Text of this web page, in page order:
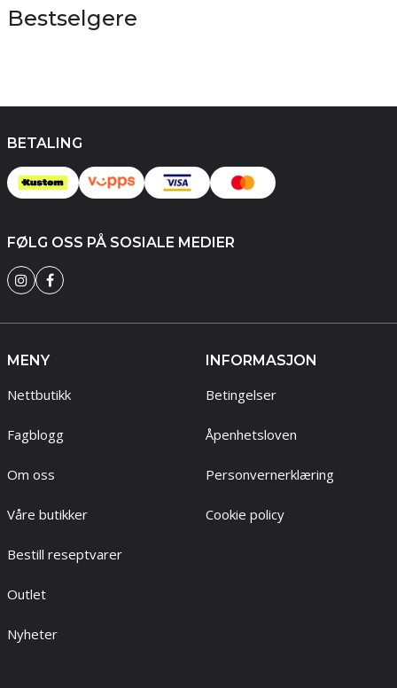
Bestselgere
BETALING
FØLG OSS PÅ SOSIALE MEDIER
MENY
Nettbutikk
Fagblogg
Om oss
Våre butikker
Bestill reseptvarer
Outlet
Nyheter
INFORMASJON
Betingelser
Åpenhetsloven
Personvernerklæring
Cookie policy